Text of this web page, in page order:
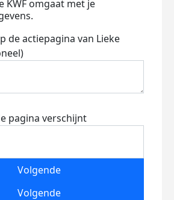
KWF omgaat met je
de actiepagina van Lieke
pagina verschijnt
Volgende
Volgende